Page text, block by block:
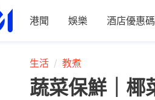
港聞 娛樂 酒店優惠碼
生活 教煮
蔬菜保鮮｜椰